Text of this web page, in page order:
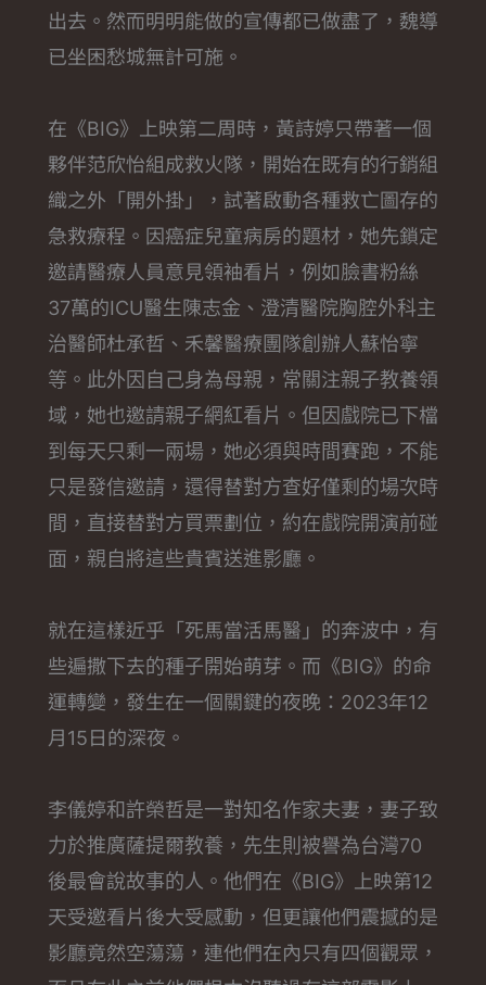
出去。然而明明能做的宣傳都已做盡了，魏導
已坐困愁城無計可施。
在《BIG》上映第二周時，黃詩婷只帶著一個
夥伴范欣怡組成救火隊，開始在既有的行銷組
織之外「開外掛」，試著啟動各種救亡圖存的
急救療程。因癌症兒童病房的題材，她先鎖定
邀請醫療人員意見領袖看片，例如臉書粉絲
37萬的ICU醫生陳志金、澄清醫院胸腔外科主
治醫師杜承哲、禾馨醫療團隊創辦人蘇怡寧
等。此外因自己身為母親，常關注親子教養領
域，她也邀請親子網紅看片。但因戲院已下檔
到每天只剩一兩場，她必須與時間賽跑，不能
只是發信邀請，還得替對方查好僅剩的場次時
間，直接替對方買票劃位，約在戲院開演前碰
面，親自將這些貴賓送進影廳。
就在這樣近乎「死馬當活馬醫」的奔波中，有
些遍撒下去的種子開始萌芽。而《BIG》的命
運轉變，發生在一個關鍵的夜晚：2023年12
月15日的深夜。
李儀婷和許榮哲是一對知名作家夫妻，妻子致
力於推廣薩提爾教養，先生則被譽為台灣70
後最會說故事的人。他們在《BIG》上映第12
天受邀看片後大受感動，但更讓他們震撼的是
影廳竟然空蕩蕩，連他們在內只有四個觀眾，